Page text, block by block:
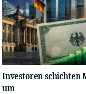
Investoren schichten
um